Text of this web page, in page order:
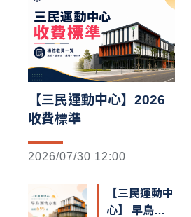
【三民運動中心】2026
收費標準
2026/07/30 12:00
【三民運動中
心】 早鳥預